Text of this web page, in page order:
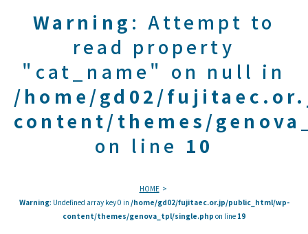
Warning : Attempt to
read property
"cat_name" on null in
/home/gd02/
content/themes/
on line 10
HOME
Warning: Undefined array key 0 in /home/gd02/fujitaec.or.jp/public_html/wp-
content/themes/genova_tpl/single.php on line 19